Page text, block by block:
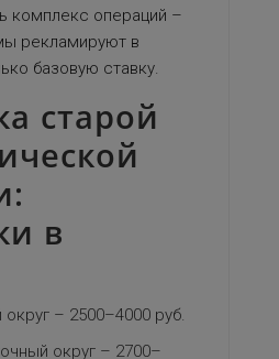
комплекс операций –
рекламируют в
базовую ставку.
старой
в
– 2500–4000 руб.
округ – 2700–